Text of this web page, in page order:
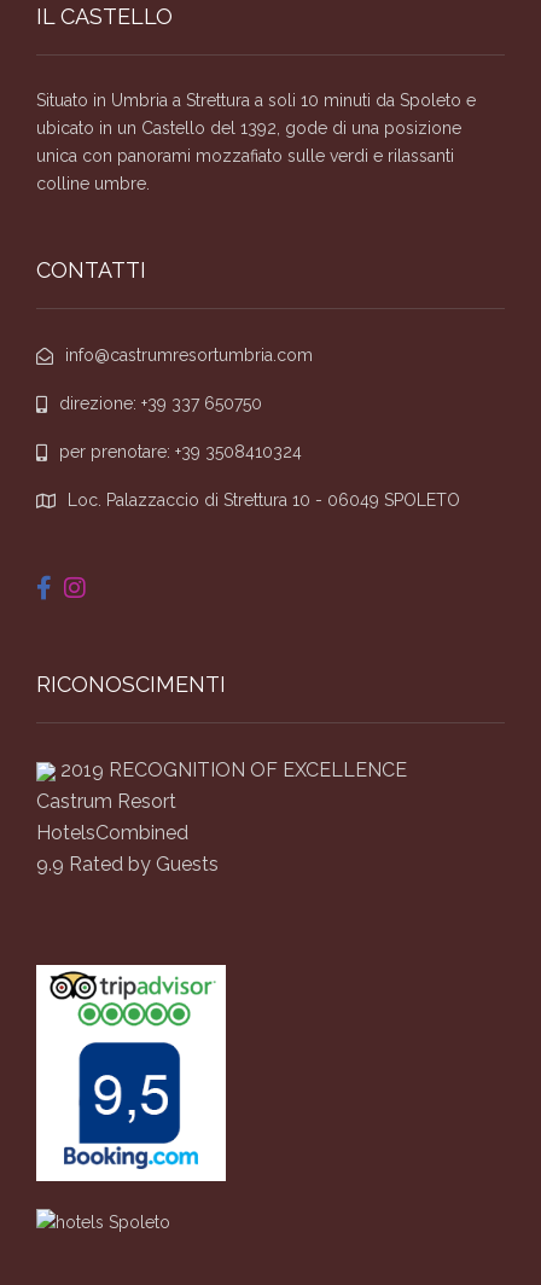
IL CASTELLO
Situato in Umbria a Strettura a soli 10 minuti da Spoleto e
ubicato in un Castello del 1392, gode di una posizione
unica con panorami mozzafiato sulle verdi e rilassanti
colline umbre.
CONTATTI
info@castrumresortumbria.com
direzione: +39 337 650750
per prenotare: +39 3508410324
Loc. Palazzaccio di Strettura 10 - 06049 SPOLETO
RICONOSCIMENTI
2019 RECOGNITION OF EXCELLENCE
Castrum Resort
HotelsCombined
9.9 Rated by Guests